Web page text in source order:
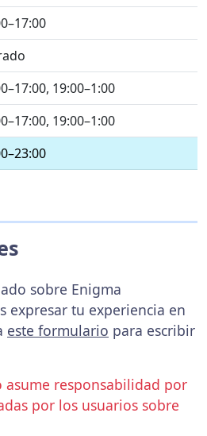
19:00–1:00
19:00–1:00
sobre Enigma
expresar tu experiencia en
este formulario para escribir
asume responsabilidad por
por los usuarios sobre